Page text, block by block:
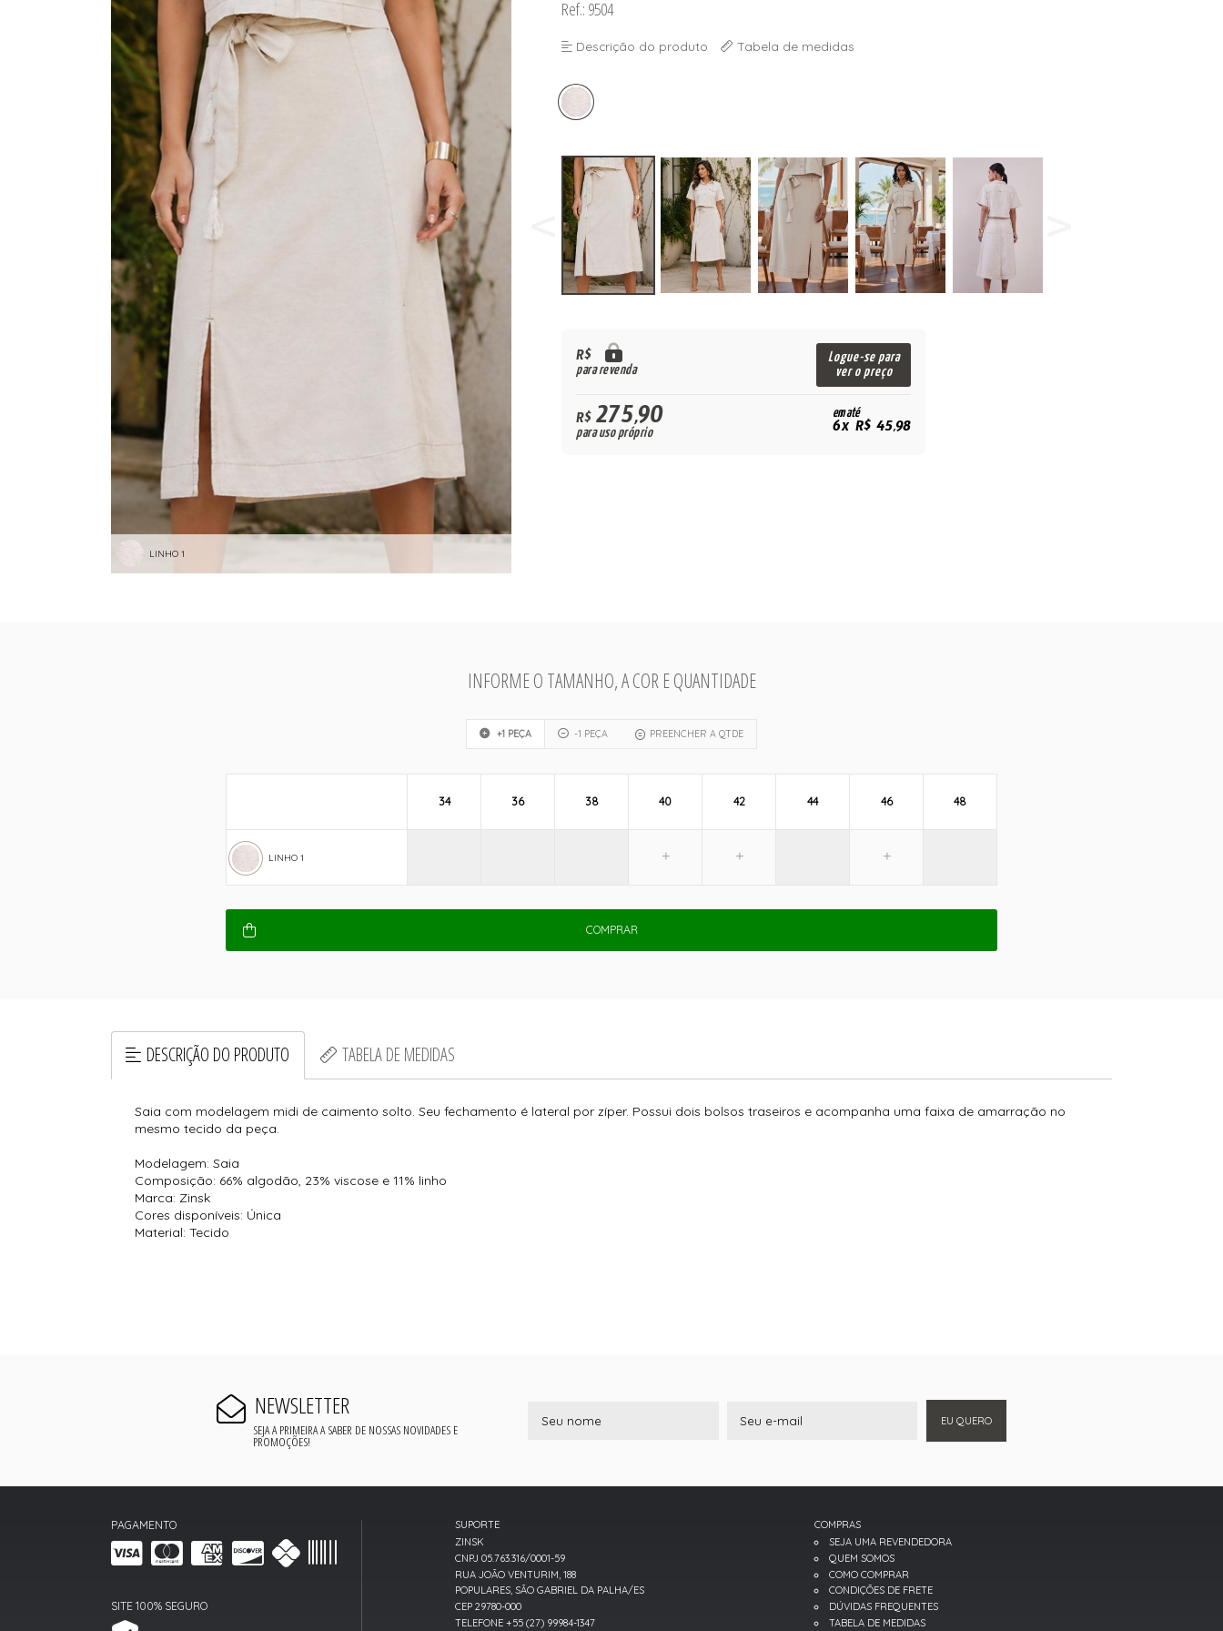
CONJUNTOS
CROPPED
JAQUETAS
LINHO 1
Ref.: 9504
Descrição do produto Tabela de medidas
R$
para revenda
Logue-se para
ver o preço
R$275,90
para uso próprio
em até
6x R$ 45,98
INFORME O TAMANHO, A COR E QUANTIDADE
+1 PEÇA -1 PEÇA PREENCHER A QTDE
LINHO 1
34 36 38 40 42 44 46 48
COMPRAR
DESCRIÇÃO DO PRODUTO TABELA DE MEDIDAS
Saia com modelagem midi de caimento solto. Seu fechamento é lateral por zíper. Possui dois bolsos traseiros e acompanha uma faixa de amarração no
mesmo tecido da peça.
Modelagem: Saia
Composição: 66% algodão, 23% viscose e 11% linho
Marca: Zinsk
Cores disponíveis: Única
Material: Tecido
NEWSLETTER
SEJA A PRIMEIRA A SABER DE NOSSAS NOVIDADES E
PROMOÇÕES!
EU QUERO
PAGAMENTO
SITE 100% SEGURO
SUPORTE
ZINSK
CNPJ 05.763.316/0001-59
RUA JOÃO VENTURIM, 188
POPULARES, SÃO GABRIEL DA PALHA/ES
CEP 29780-000
TELEFONE +55 (27) 99984-1347
COMPRAS
SEJA UMA REVENDEDORA
QUEM SOMOS
COMO COMPRAR
CONDIÇÕES DE FRETE
DÚVIDAS FREQUENTES
TABELA DE MEDIDAS